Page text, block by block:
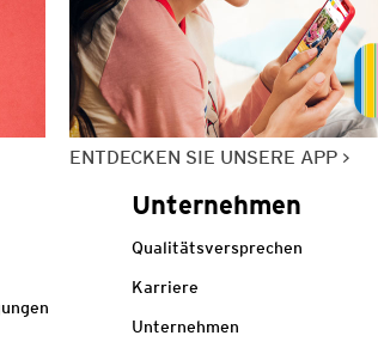
ENTDECKEN SIE UNSERE APP
Unternehmen
Qualitätsversprechen
Karriere
Unternehmen